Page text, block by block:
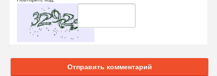
Отправить комментарий